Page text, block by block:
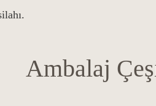
Ambalaj